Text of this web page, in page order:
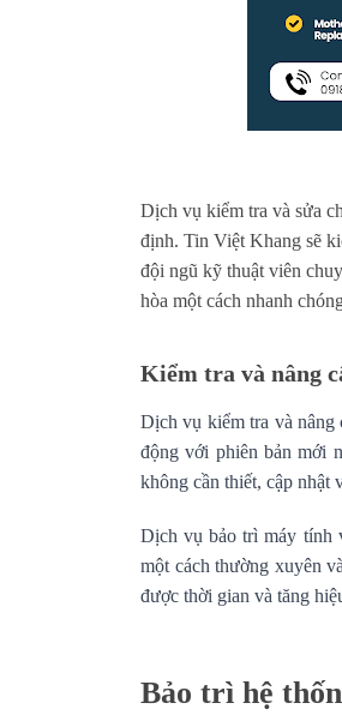
Dịch vụ kiểm tra và sửa
định. Tin Việt Khang sẽ
đội ngũ kỹ thuật viên
hòa một cách nhanh
Kiểm tra và nâng
Dịch vụ kiểm tra và nâng
động với phiên bản mới
không cần thiết, cập nhật
Dịch vụ bảo trì máy tính
một cách thường xuyên
được thời gian và tăng
Bảo trì hệ